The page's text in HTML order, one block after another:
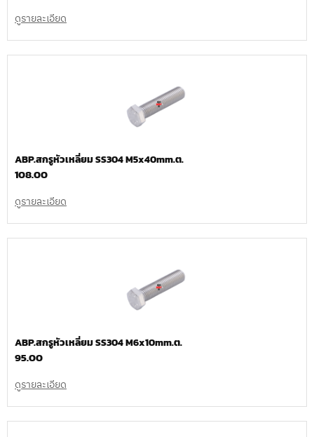
ดูรายละเอียด
ABP.สกรูหัวเหลี่ยม SS304 M5x40mm.ต.
108.00
ดูรายละเอียด
ABP.สกรูหัวเหลี่ยม SS304 M6x10mm.ต.
95.00
ดูรายละเอียด